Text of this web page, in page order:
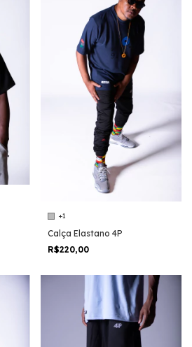
+1
Calça Elastano 4P
R$220,00